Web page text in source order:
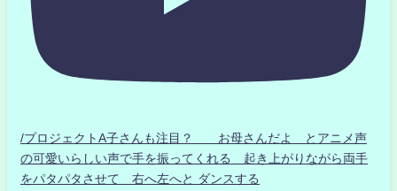
/プロジェクトA子さんも注目？ お母さんだよ とアニメ声
の可愛いらしい声で手を振ってくれる 起き上がりながら両手
をパタパタさせて 右へ左へと ダンスする